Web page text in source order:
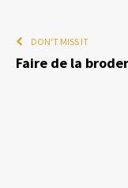
DON'T MISS IT
Faire de la